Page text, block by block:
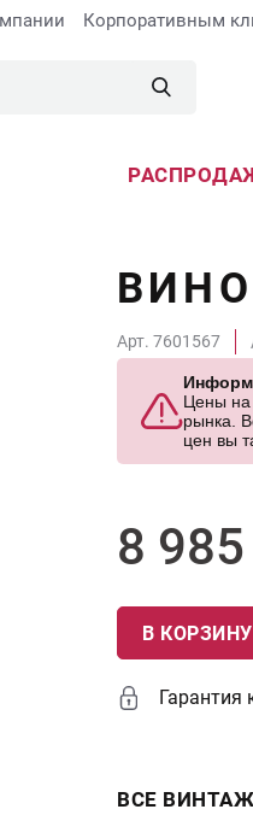
Корпоративным
Арт. 7601567
Цены на
рынка.
цен вы
8 985
В КОРЗИНУ
Гарантия
ВСЕ